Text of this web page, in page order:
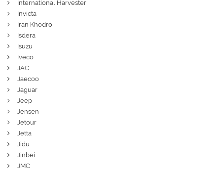
International Harvester
Invicta
Iran Khodro
Isdera
Isuzu
Iveco
JAC
Jaecoo
Jaguar
Jeep
Jensen
Jetour
Jetta
Jidu
Jinbei
JMC